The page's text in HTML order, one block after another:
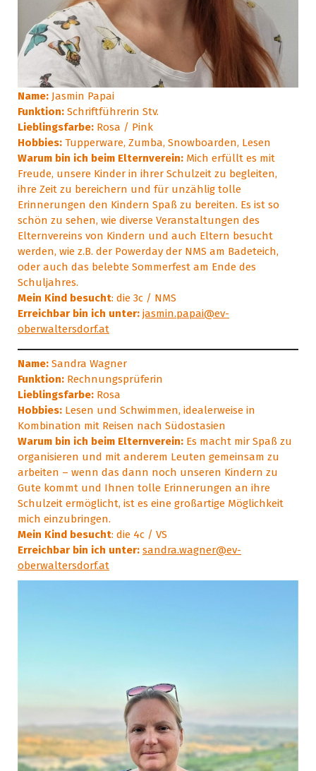
Name: Jasmin Papai
Funktion: Schriftführerin Stv.
Lieblingsfarbe: Rosa / Pink
Hobbies: Tupperware, Zumba, Snowboarden, Lesen
Warum bin ich beim Elternverein: Mich erfüllt es mit
Freude, unsere Kinder in ihrer Schulzeit zu begleiten,
ihre Zeit zu bereichern und für unzählig tolle
Erinnerungen den Kindern Spaß zu bereiten. Es ist so
schön zu sehen, wie diverse Veranstaltungen des
Elternvereins von Kindern und auch Eltern besucht
werden, wie z.B. der Powerday der NMS am Badeteich,
oder auch das belebte Sommerfest am Ende des
Schuljahres.
Mein Kind besucht: die 3c / NMS
Erreichbar bin ich unter: jasmin.papai@ev-
oberwaltersdorf.at
Name: Sandra Wagner
Funktion: Rechnungsprüferin
Lieblingsfarbe: Rosa
Hobbies: Lesen und Schwimmen, idealerweise in
Kombination mit Reisen nach Südostasien
Warum bin ich beim Elternverein: Es macht mir Spaß zu
organisieren und mit anderem Leuten gemeinsam zu
arbeiten – wenn das dann noch unseren Kindern zu
Gute kommt und Ihnen tolle Erinnerungen an ihre
Schulzeit ermöglicht, ist es eine großartige Möglichkeit
mich einzubringen.
Mein Kind besucht: die 4c / VS
Erreichbar bin ich unter: sandra.wagner@ev-
oberwaltersdorf.at